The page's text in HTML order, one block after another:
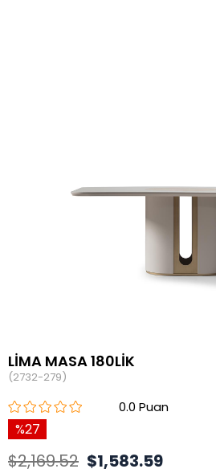
LİMA MASA 180LİK
(2732-279)
0.0
27
$2,169.52 $1,583.59